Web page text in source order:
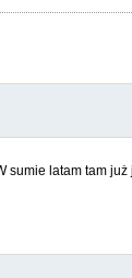
sumie latam tam